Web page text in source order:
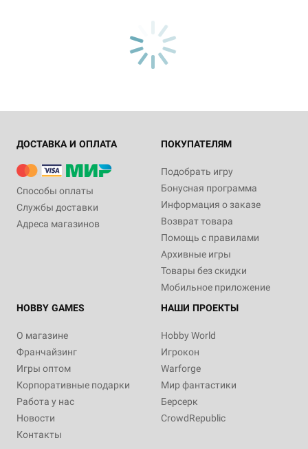
ДОСТАВКА И ОПЛАТА
Способы оплаты
Службы доставки
Адреса магазинов
ПОКУПАТЕЛЯМ
Подобрать игру
Бонусная программа
Информация о заказе
Возврат товара
Помощь с правилами
Архивные игры
Товары без скидки
Мобильное приложение
HOBBY GAMES
О магазине
Франчайзинг
Игры оптом
Корпоративные подарки
Работа у нас
Новости
Контакты
НАШИ ПРОЕКТЫ
Hobby World
Игрокон
Warforge
Мир фантастики
Берсерк
CrowdRepublic